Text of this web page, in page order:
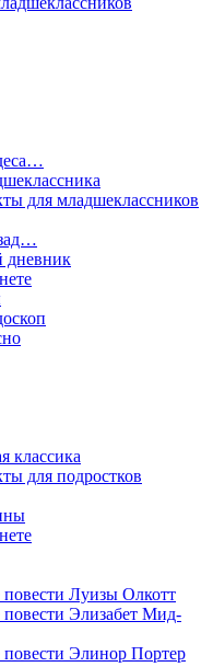
для младшеклассников
дневник
классика
для подростков
Луизы Олкотт
Элизабет Мид-
Элинор Портер